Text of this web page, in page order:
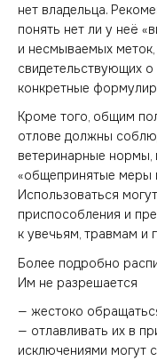
нет владельца.
понять нет ли у неё
и несмываемых меток,
свидетельствующих о
конкретные
Кроме того, общим
отлове должны
ветеринарные нормы,
«общепринятые меры
Использоваться
приспособления и
к увечьям, травмам и
Более подробно
Им не разрешается
— жестоко
— отлавливать их в
исключениями могут